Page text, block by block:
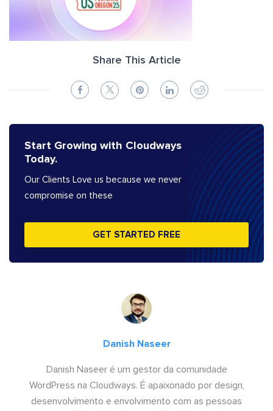
Share This Article
Start Growing with Cloudways
Today.
Our Clients Love us because we never
compromise on these
GET STARTED FREE
Danish Naseer
Danish Naseer é um gestor da comunidade
WordPress na Cloudways. É apaixonado por design,
desenvolvimento e envolvimento com as pessoas